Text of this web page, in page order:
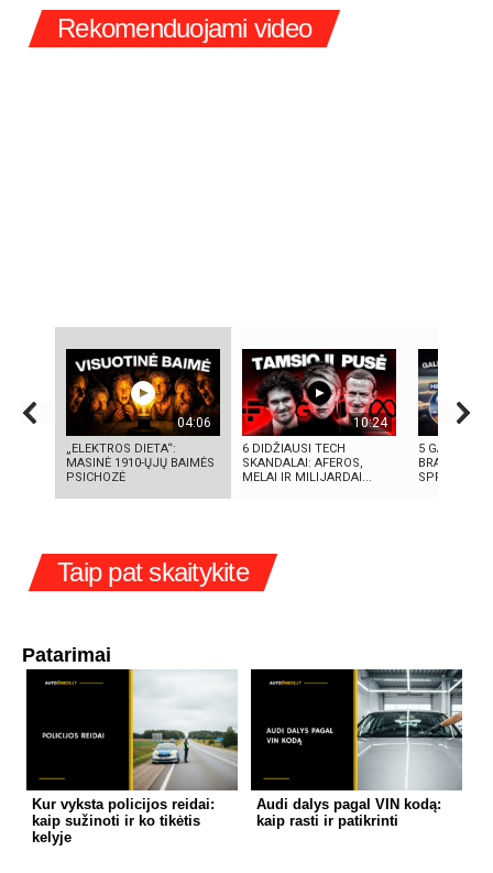
Rekomenduojami video
04:06
„ELEKTROS DIETA“:
MASINĖ 1910-ŲJŲ BAIMĖS
PSICHOZĖ
10:24
6 DIDŽIAUSI TECH
SKANDALAI: AFEROS,
MELAI IR MILIJARDAI...
5
SPROGIMAI
Taip pat skaitykite
Patarimai
Kur vyksta policijos reidai:
kaip sužinoti ir ko tikėtis
kelyje
Audi dalys pagal VIN kodą:
kaip rasti ir patikrinti